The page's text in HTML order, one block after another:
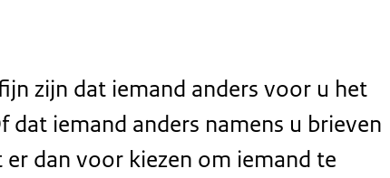
zijn dat iemand anders voor u het
dat iemand anders namens u brieven
dan voor kiezen om iemand te